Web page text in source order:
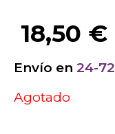
18,50 €
Envío en 24-72
Agotado